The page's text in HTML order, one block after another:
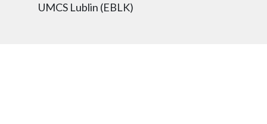
UMCS Lublin (EBLK)